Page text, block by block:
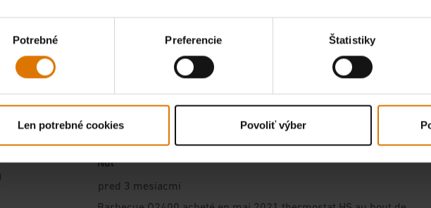
Potrebné Preferencie Štatistiky
Len potrebné cookies Povoliť výber